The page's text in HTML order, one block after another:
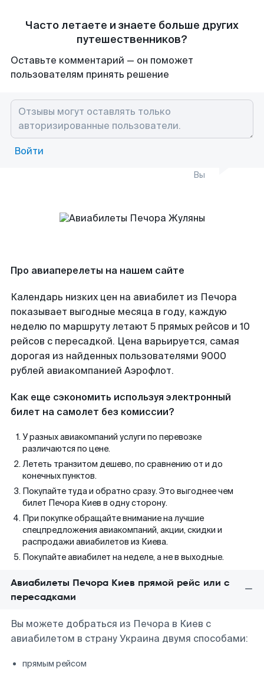
Часто летаете и знаете больше других
путешественников?
Оставьте комментарий — он поможет
пользователям принять решение
Войти
Вы
Про авиаперелеты на нашем сайте
Календарь низких цен на авиабилет из Печора
показывает выгодные месяца в году, каждую
неделю по маршруту летают 5 прямых рейсов и 10
рейсов с пересадкой. Цена варьируется, самая
дорогая из найденных пользователями 9000
рублей авиакомпанией Аэрофлот.
Как еще сэкономить используя электронный
билет на самолет без комиссии?
У разных авиакомпаний услуги по перевозке
различаются по цене.
Лететь транзитом дешево, по сравнению от и до
конечных пунктов.
Покупайте туда и обратно сразу. Это выгоднее чем
билет Печора Киев в одну сторону.
При покупке обращайте внимание на лучшие
спецпредложения авиакомпаний, акции, скидки и
распродажи авиабилетов из Киева.
Покупайте авиабилет на неделе, а не в выходные.
Авиабилеты Печора Киев прямой рейс или с
пересадками
Вы можете добраться из Печора в Киев с
авиабилетом в страну Украина двумя способами:
прямым рейсом